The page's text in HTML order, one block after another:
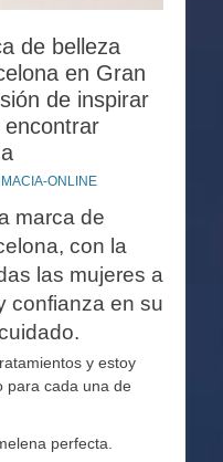
de belleza
en Gran
de inspirar
ONLINE
marca de
con la
las mujeres a
confianza en su
y estoy
para cada una de
perfecta.